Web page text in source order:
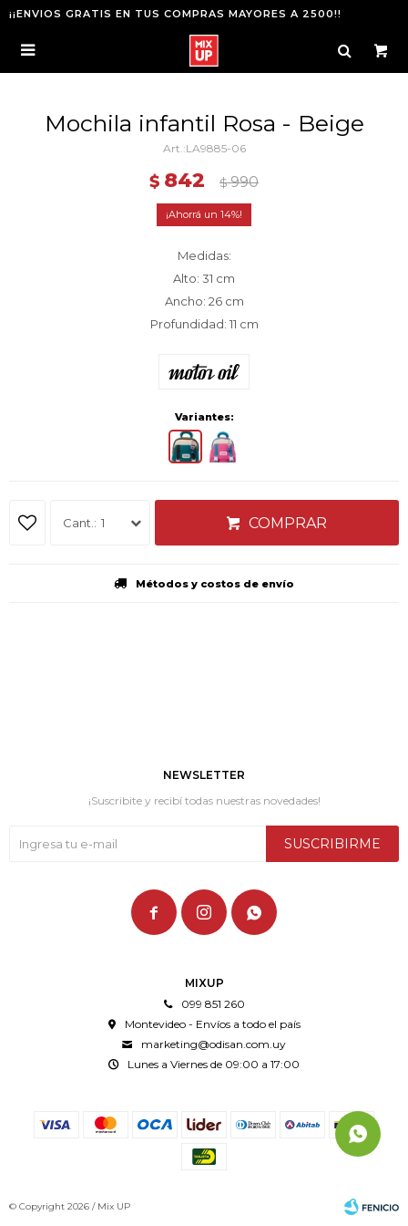
¡¡ENVIOS GRATIS EN TUS COMPRAS MAYORES A 2500!!

Mochila infantil Rosa - Beige
LA9885-06
$ 842 $ 990
14
Medidas:
Alto: 31 cm
Ancho: 26 cm
Profundidad: 11 cm
Variantes:
1 COMPRAR
Métodos y costos de envío
MIXUP
099 851 260
Montevideo - Envíos a todo el país
marketing@odisan.com.uy
Lunes a Viernes de 09:00 a 17:00
NEWSLETTER
¡Suscribite y recibí todas nuestras novedades!
SUSCRIBIRME
  
© Copyright 2026 / Mix UP